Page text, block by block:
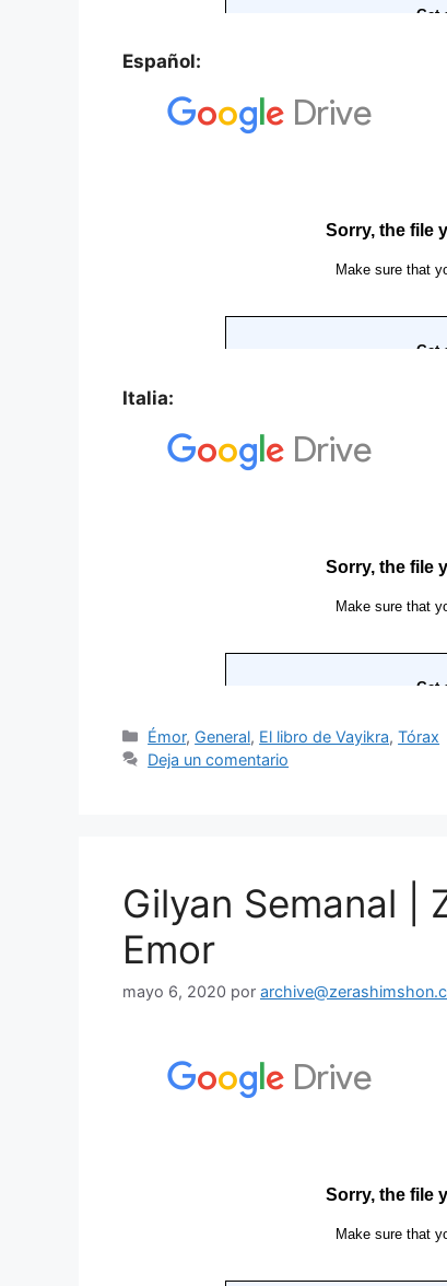
Español:
Italia:
Émor, General, El libro de Vayikra,Tórax
Deja un comentario
Gilyan Semanal |
Emor
mayo 6, 2020 por